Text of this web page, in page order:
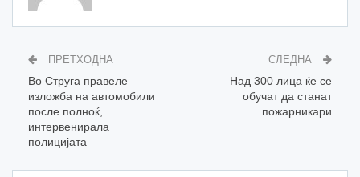
ПРЕТХОДНА
Во Струга правеле
изложба на автомобили
после полноќ,
интервенирала
полицијата
СЛЕДНА
Над 300 лица ќе се
обучат да станат
пожарникари